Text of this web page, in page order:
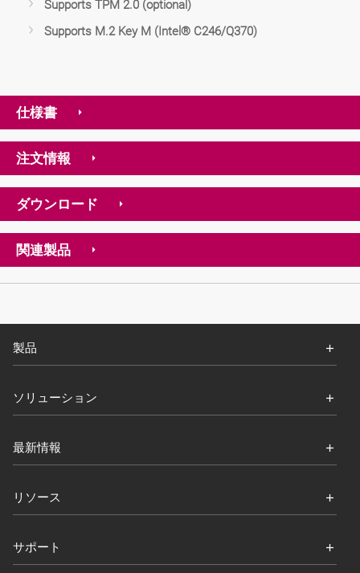
Supports TPM 2.0 (optional)
Supports M.2 Key M (Intel® C246/Q370)
仕様書
注文情報
ダウンロード
関連製品
製品
ソリューション
最新情報
リソース
サポート